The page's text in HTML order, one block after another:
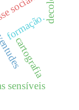
formação.
cartografia
sensíveis